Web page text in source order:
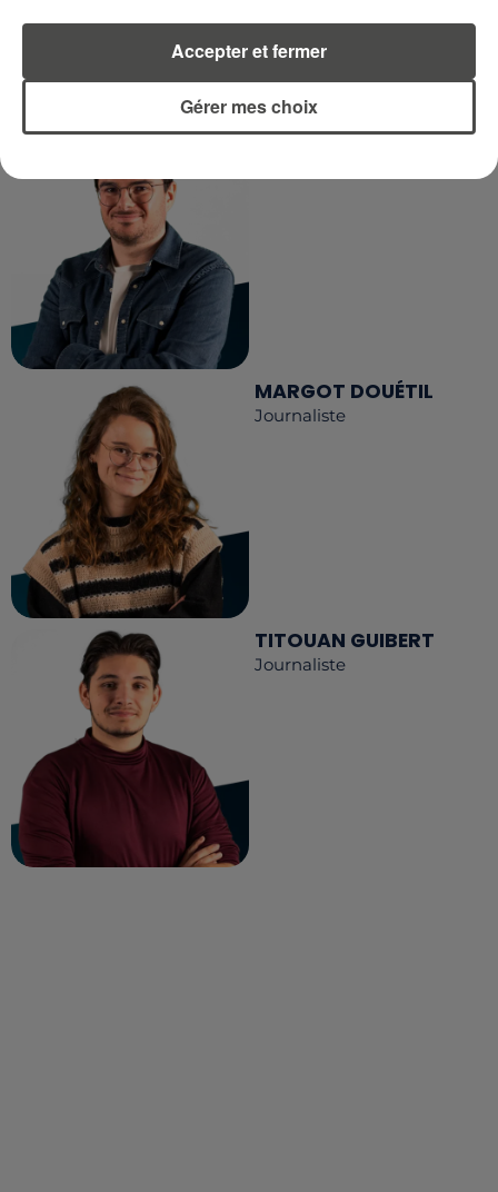
LA RÉDACTION
RCA
Voir toute l'équipe RCA
DIMITRI COUTAND
MARGOT DOUÉTIL
Journaliste
TITOUAN GUIBERT
Journaliste
Gérer mes choix
Accepter et fermer